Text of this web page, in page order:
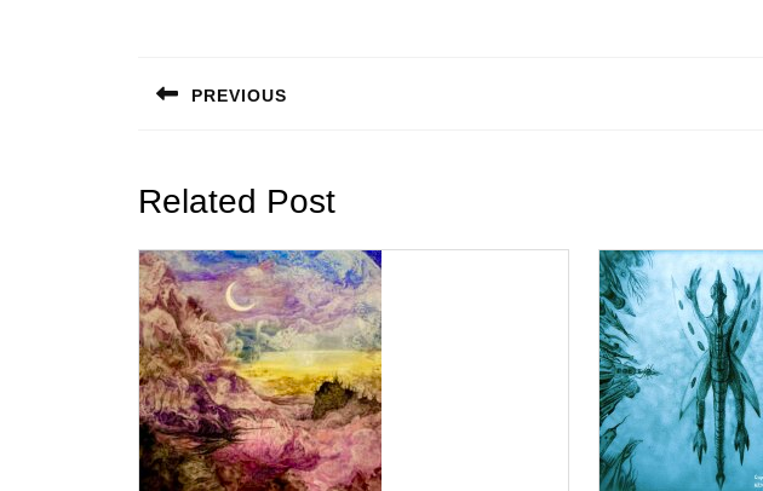
稿
ゲ
ー
シ
ョ
ン
PREVIOUS
Related Post